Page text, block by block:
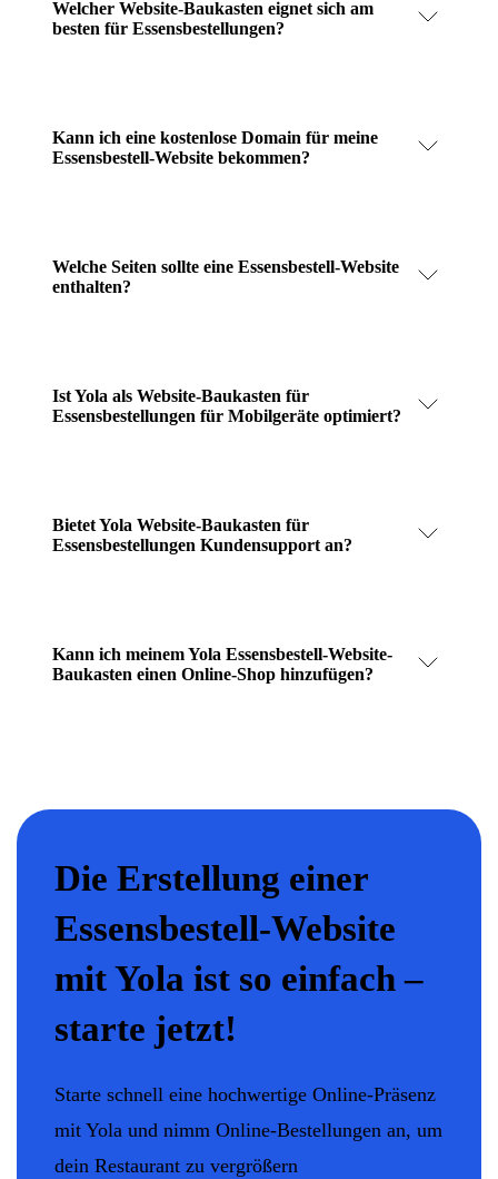
Welcher Website-Baukasten eignet sich am
besten für Essensbestellungen?
Kann ich eine kostenlose Domain für meine
Essensbestell-Website bekommen?
Welche Seiten sollte eine Essensbestell-Website
enthalten?
Ist Yola als Website-Baukasten für
Essensbestellungen für Mobilgeräte optimiert?
Bietet Yola Website-Baukasten für
Essensbestellungen Kundensupport an?
Kann ich meinem Yola Essensbestell-Website-
Baukasten einen Online-Shop hinzufügen?
Die Erstellung einer
Essensbestell-Website
mit Yola ist so einfach –
starte jetzt!
Starte schnell eine hochwertige Online-Präsenz
mit Yola und nimm Online-Bestellungen an, um
dein Restaurant zu vergrößern